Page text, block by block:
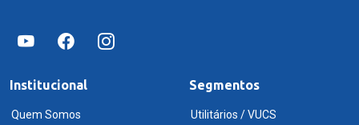
Institucional
Quem Somos
Segmentos
Utilitários / VUCS